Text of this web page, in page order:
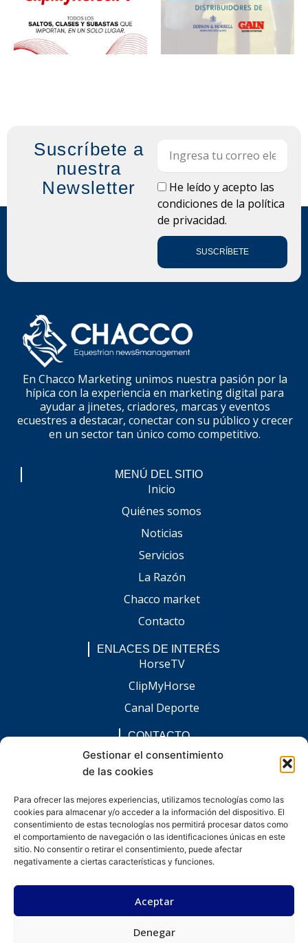
Gestionar el consentimiento
de las cookies
Para ofrecer las mejores experiencias, utilizamos tecnologías como las
cookies para almacenar y/o acceder a la información del dispositivo. El
consentimiento de estas tecnologías nos permitirá procesar datos como
el comportamiento de navegación o las identificaciones únicas en este
sitio. No consentir o retirar el consentimiento, puede afectar
negativamente a ciertas características y funciones.
Aceptar
Denegar
Suscríbete a
nuestra
Newsletter
LOPDHe leído y acepto las
condiciones de la política
de privacidad.
SUSCRÍBETE
En Chacco Marketing unimos nuestra pasión por la
hípica con la experiencia en marketing digital para
ayudar a jinetes, criadores, marcas y eventos
ecuestres a destacar, conectar con su público y crecer
en un sector tan único como competitivo.
MENÚ DEL SITIO
Inicio
Quiénes somos
Noticias
Servicios
La Razón
Chacco market
Contacto
ENLACES DE INTERÉS
HorseTV
ClipMyHorse
Canal Deporte
CONTACTO
comunicacion@chaccoinfo.com
Presentes en todo el ámbito nacional
F
a
c
e
b
o
I
n
s
t
a
g
L
i
n
k
e
d
i
n
E
n
v
e
l
o
W
h
a
t
s
Desarrollado por kitdigital.dev